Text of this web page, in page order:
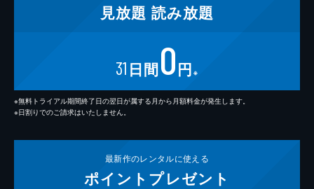
見放題 読み放題
31 日間0円 ※
※無料トライアル期間終了日の翌日が属する月から月額料金が発生します。
※日割りでのご請求はいたしません。
最新作のレンタルに使える
ポイント プレゼント